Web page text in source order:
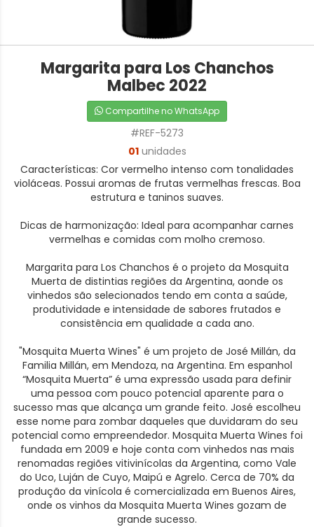
Margarita para Los Chanchos
Malbec 2022
Compartilhe no WhatsApp
#REF-5273
01unidades
Características: Cor vermelho intenso com tonalidades
violáceas. Possui aromas de frutas vermelhas frescas. Boa
estrutura e taninos suaves.
Dicas de harmonização: Ideal para acompanhar carnes
vermelhas e comidas com molho cremoso.
Margarita para Los Chanchos é o projeto da Mosquita
Muerta de distintias regiões da Argentina, aonde os
vinhedos são selecionados tendo em conta a saúde,
produtividade e intensidade de sabores frutados e
consistência em qualidade a cada ano.
"Mosquita Muerta Wines" é um projeto de José Millán, da
Familia Millán, em Mendoza, na Argentina. Em espanhol
“Mosquita Muerta” é uma expressão usada para definir
uma pessoa com pouco potencial aparente para o
sucesso mas que alcança um grande feito. José escolheu
esse nome para zombar daqueles que duvidaram do seu
potencial como empreendedor. Mosquita Muerta Wines foi
fundada em 2009 e hoje conta com vinhedos nas mais
renomadas regiões vitivinícolas da Argentina, como Vale
do Uco, Luján de Cuyo, Maipú e Agrelo. Cerca de 70% da
produção da vinícola é comercializada em Buenos Aires,
onde os vinhos da Mosquita Muerta Wines gozam de
grande sucesso.